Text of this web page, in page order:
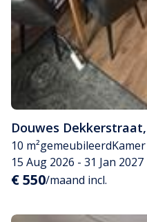
Douwes Dekkerstraat,
10 m²gemeubileerdKamer
15 Aug 2026 - 31 Jan 2027
€ 550/maand incl.